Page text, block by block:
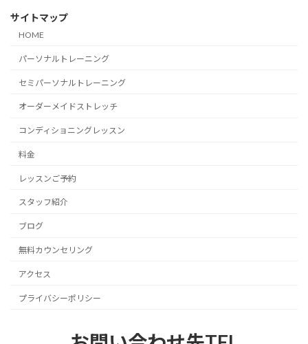
サイトマップ
HOME
パーソナルトレーニング
セミパーソナルトレーニング
オーダーメイドストレッチ
コンディショニングレッスン
料金
レッスンご予約
スタッフ紹介
ブログ
無料カウンセリング
アクセス
プライバシーポリシー